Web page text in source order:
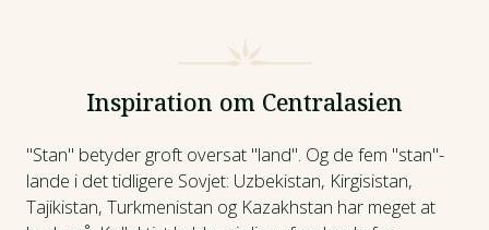
Inspiration om Centralasien
"Stan" betyder groft oversat "land". Og de fem "stan"-
lande i det tidligere Sovjet: Uzbekistan, Kirgisistan,
Tajikistan, Turkmenistan og Kazakhstan har meget at